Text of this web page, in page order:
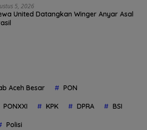
5, 2026
United Datangkan Winger Anyar Asal
Aceh Besar PON
PONXXI KPK DPRA BSI
Polisi